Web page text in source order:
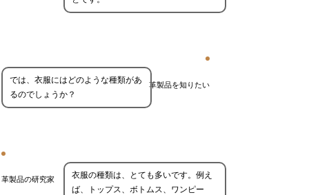
革製品を知りたい
では、衣服にはどのような種類があ
るのでしょうか？
革製品の研究家
衣服の種類は、とても多いです。例え
ば、トップス、ボトムス、ワンピー